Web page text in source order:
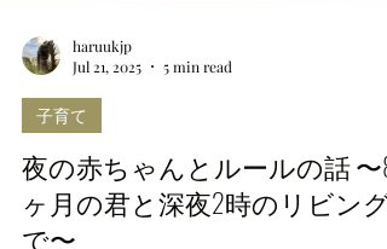
haruukjp
Jul 21, 2025
子育て
夜の赤ちゃんとルールの話 〜8